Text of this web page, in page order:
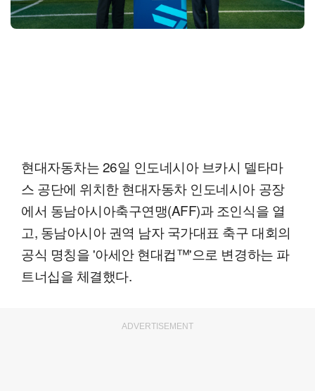
현대자동차는 26일 인도네시아 브카시 델타마
스 공단에 위치한 현대자동차 인도네시아 공장
에서 동남아시아축구연맹(AFF)과 조인식을 열
고, 동남아시아 권역 남자 국가대표 축구 대회의
공식 명칭을 '아세안 현대컵™'으로 변경하는 파
트너십을 체결했다.
ADVERTISEMENT